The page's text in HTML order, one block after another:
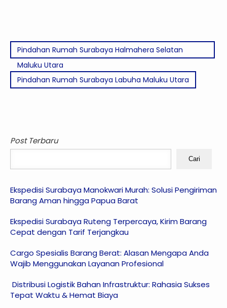
Pindahan Rumah Surabaya Halmahera Selatan
Maluku Utara
Pindahan Rumah Surabaya Labuha Maluku Utara
Post Terbaru
Cari
Ekspedisi Surabaya Manokwari Murah: Solusi Pengiriman
Barang Aman hingga Papua Barat
Ekspedisi Surabaya Ruteng Terpercaya, Kirim Barang
Cepat dengan Tarif Terjangkau
Cargo Spesialis Barang Berat: Alasan Mengapa Anda
Wajib Menggunakan Layanan Profesional
Distribusi Logistik Bahan Infrastruktur: Rahasia Sukses
Tepat Waktu & Hemat Biaya